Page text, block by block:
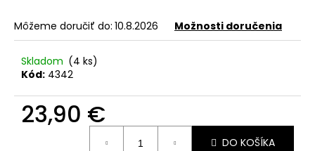
Môžeme doručiť do: 10.8.2026 Možnosti doručenia
Skladom (4 ks)
Kód: 4342
23,90 €
DO KOŠÍKA
APPLE
IPHONE
15
PRO
SKLO
ZADNÉHO